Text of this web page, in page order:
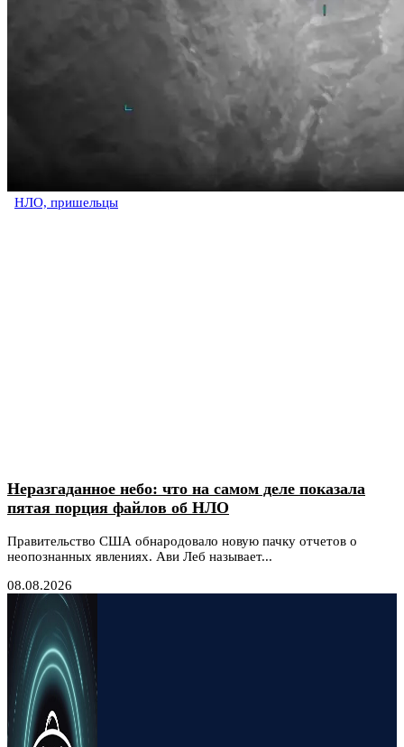
НЛО, пришельцы
Неразгаданное небо: что на самом деле показала
пятая порция файлов об НЛО
Правительство США обнародовало новую пачку отчетов о
неопознанных явлениях. Ави Леб называет...
08.08.2026